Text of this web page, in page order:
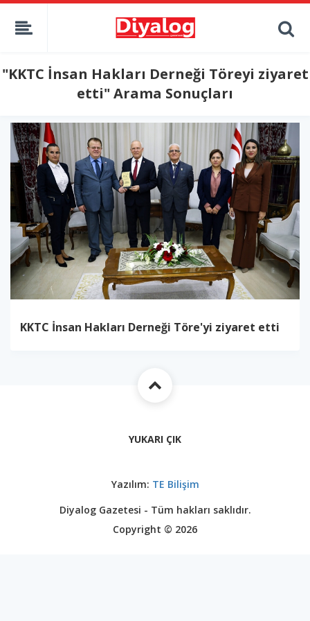
"KKTC İnsan Hakları Derneği Töreyi ziyaret
etti" Arama Sonuçları
KKTC İnsan Hakları Derneği Töre'yi ziyaret etti
YUKARI ÇIK
Yazılım: TE Bilişim
Diyalog Gazetesi - Tüm hakları saklıdır.
Copyright © 2026